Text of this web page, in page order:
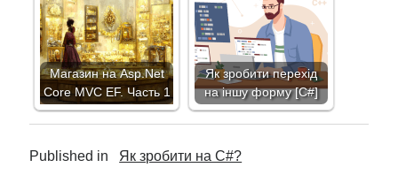
Магазин на Asp.Net
Core MVC EF. Часть 1
Як зробити перехід
на іншу форму [C#]
Published in Як зробити на C#?